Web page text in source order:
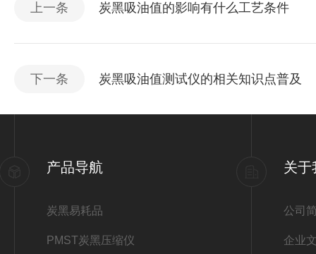
上一条 炭黑吸油值的影响有什么工艺条件
下一条 炭黑吸油值测试仪的相关知识点普及
产品导航
炭黑易耗品
PMST炭黑压缩仪
关于
公司
企业